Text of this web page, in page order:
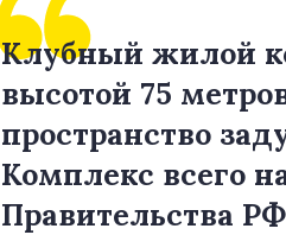
Клубный жилой
высотой 75
пространство
Комплекс всего
Правительства